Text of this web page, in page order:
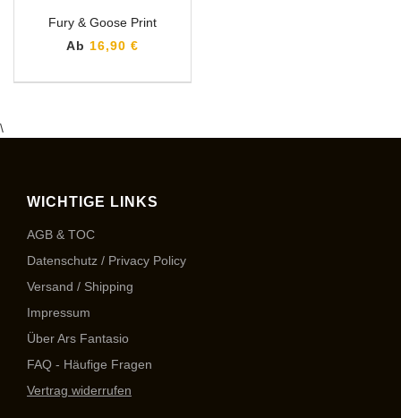
Fury & Goose Print
Ab 16,90 €
\
WICHTIGE LINKS
AGB & TOC
Datenschutz / Privacy Policy
Versand / Shipping
Impressum
Über Ars Fantasio
FAQ - Häufige Fragen
Vertrag widerrufen